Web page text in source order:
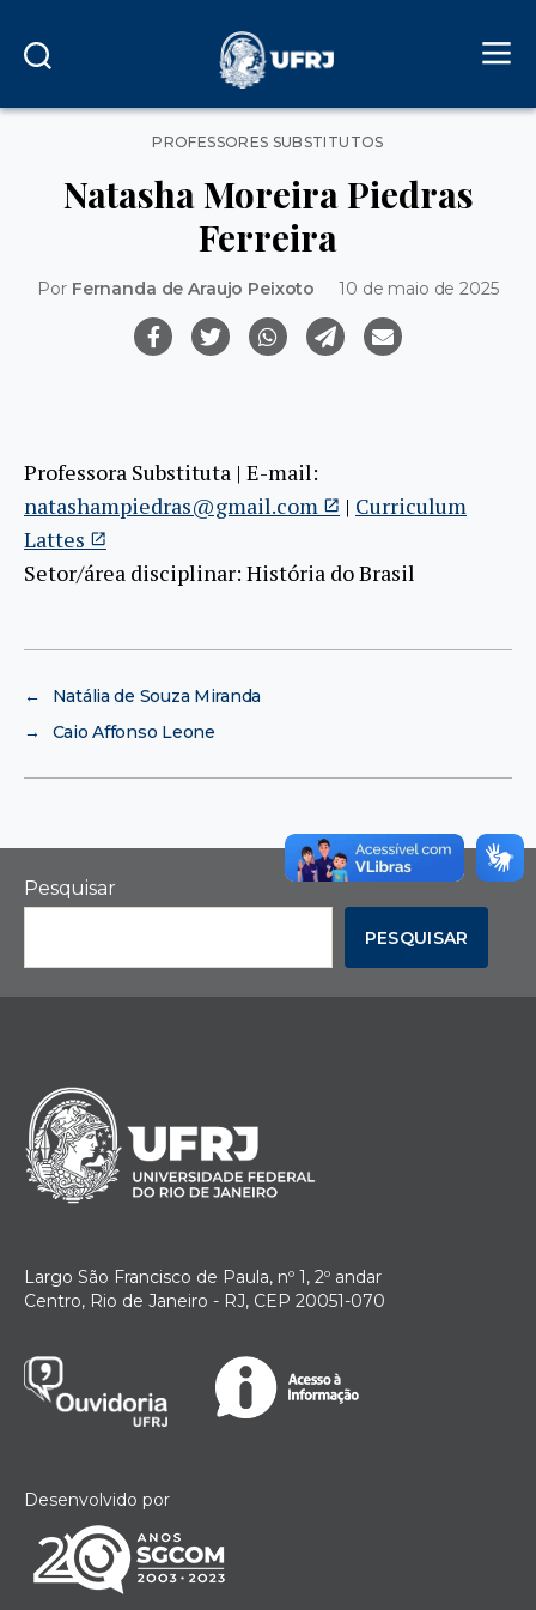
Categorias
PROFESSORES SUBSTITUTOS
Natasha Moreira Piedras
Ferreira
Por Fernanda de Araujo Peixoto 10 de maio de 2025
Professora Substituta | E-mail:
natashampiedras@gmail.com
| Curriculum
Lattes
Setor/área disciplinar: História do Brasil
←
Natália de Souza Miranda
→
Caio Affonso Leone
Pesquisar
PESQUISAR
Largo São Francisco de Paula, nº 1, 2º andar
Centro, Rio de Janeiro - RJ, CEP 20051-070
Desenvolvido por